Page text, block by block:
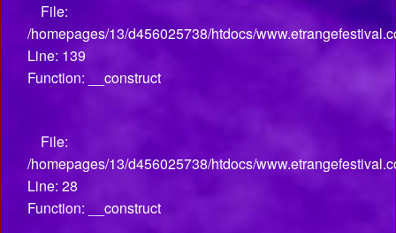
File:
/homepages/13/d456025738/htdocs/
Line: 139
Function: __construct
File:
/homepages/13/d456025738/htdocs/
Line: 28
Function: __construct